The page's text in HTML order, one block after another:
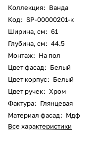
Коллекция: Ванда
Код: SP-00000201-к
Ширина, см: 61
Глубина, см: 44.5
Монтаж: На пол
Цвет фасад: Белый
Цвет корпус: Белый
Цвет ручек: Хром
Фактура: Глянцевая
Материал фасад: Мдф
Все характеристики